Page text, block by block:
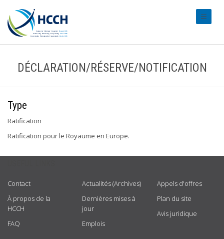
DÉCLARATION/RÉSERVE/NOTIFICATION
Type
Ratification
Ratification pour le Royaume en Europe.
Contact
À propos de la
HCCH
FAQ
Actualités (Archives)
Dernières mises à
jour
Emplois
Appels d'offres
Plan du site
Avis juridique